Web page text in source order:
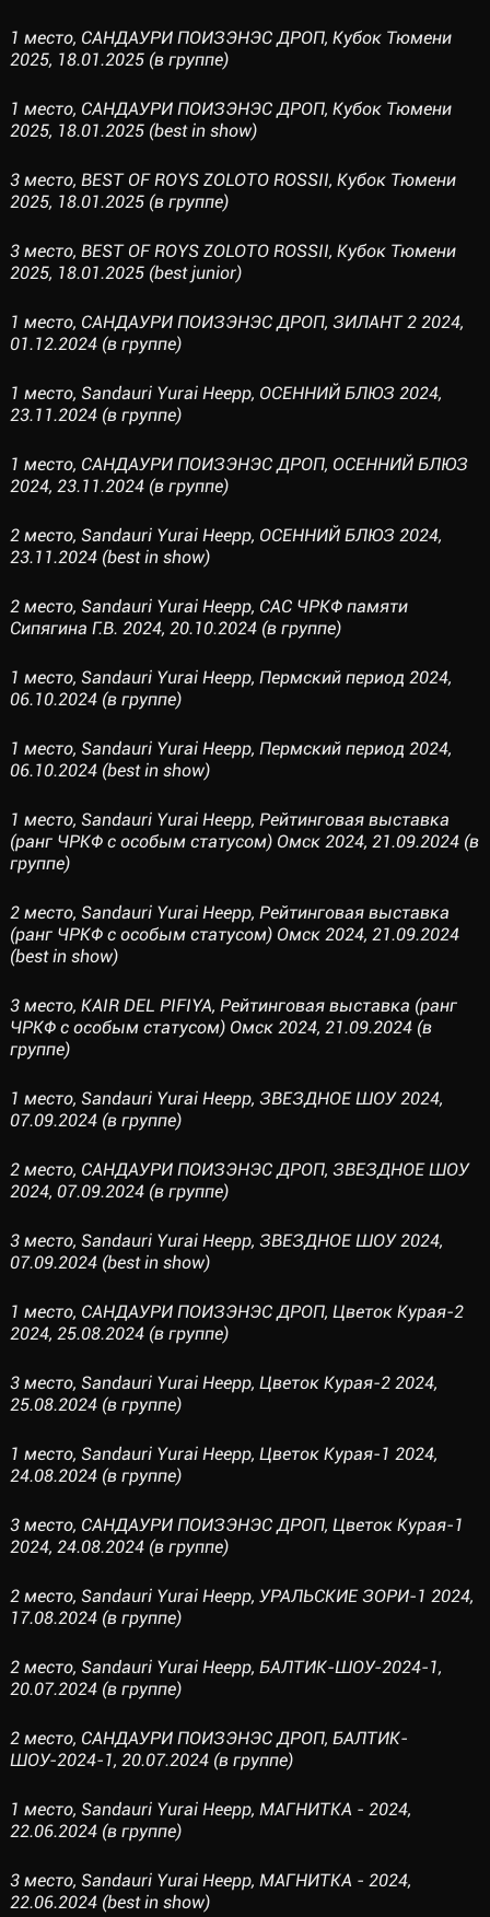
1 место, САНДАУРИ ПОИЗЭНЭС ДРОП, Кубок Тюмени
2025, 18.01.2025 (в группе)
1 место, САНДАУРИ ПОИЗЭНЭС ДРОП, Кубок Тюмени
2025, 18.01.2025 (best in show)
3 место, BEST OF ROYS ZOLOTO ROSSII, Кубок Тюмени
2025, 18.01.2025 (в группе)
3 место, BEST OF ROYS ZOLOTO ROSSII, Кубок Тюмени
2025, 18.01.2025 (best junior)
1 место, САНДАУРИ ПОИЗЭНЭС ДРОП, ЗИЛАНТ 2 2024,
01.12.2024 (в группе)
1 место, Sandauri Yurai Heepp, ОСЕННИЙ БЛЮЗ 2024,
23.11.2024 (в группе)
1 место, САНДАУРИ ПОИЗЭНЭС ДРОП, ОСЕННИЙ БЛЮЗ
2024, 23.11.2024 (в группе)
2 место, Sandauri Yurai Heepp, ОСЕННИЙ БЛЮЗ 2024,
23.11.2024 (best in show)
2 место, Sandauri Yurai Heepp, САС ЧРКФ памяти
Сипягина Г.В. 2024, 20.10.2024 (в группе)
1 место, Sandauri Yurai Heepp, Пермский период 2024,
06.10.2024 (в группе)
1 место, Sandauri Yurai Heepp, Пермский период 2024,
06.10.2024 (best in show)
1 место, Sandauri Yurai Heepp, Рейтинговая выставка
(ранг ЧРКФ с особым статусом) Омск 2024, 21.09.2024 (в
группе)
2 место, Sandauri Yurai Heepp, Рейтинговая выставка
(ранг ЧРКФ с особым статусом) Омск 2024, 21.09.2024
(best in show)
3 место, KAIR DEL PIFIYA, Рейтинговая выставка (ранг
ЧРКФ с особым статусом) Омск 2024, 21.09.2024 (в
группе)
1 место, Sandauri Yurai Heepp, ЗВЕЗДНОЕ ШОУ 2024,
07.09.2024 (в группе)
2 место, САНДАУРИ ПОИЗЭНЭС ДРОП, ЗВЕЗДНОЕ ШОУ
2024, 07.09.2024 (в группе)
3 место, Sandauri Yurai Heepp, ЗВЕЗДНОЕ ШОУ 2024,
07.09.2024 (best in show)
1 место, САНДАУРИ ПОИЗЭНЭС ДРОП, Цветок Курая-2
2024, 25.08.2024 (в группе)
3 место, Sandauri Yurai Heepp, Цветок Курая-2 2024,
25.08.2024 (в группе)
1 место, Sandauri Yurai Heepp, Цветок Курая-1 2024,
24.08.2024 (в группе)
3 место, САНДАУРИ ПОИЗЭНЭС ДРОП, Цветок Курая-1
2024, 24.08.2024 (в группе)
2 место, Sandauri Yurai Heepp, УРАЛЬСКИЕ ЗОРИ-1 2024,
17.08.2024 (в группе)
2 место, Sandauri Yurai Heepp, БАЛТИК-ШОУ-2024-1,
20.07.2024 (в группе)
2 место, САНДАУРИ ПОИЗЭНЭС ДРОП, БАЛТИК-
ШОУ-2024-1, 20.07.2024 (в группе)
1 место, Sandauri Yurai Heepp, МАГНИТКА - 2024,
22.06.2024 (в группе)
3 место, Sandauri Yurai Heepp, МАГНИТКА - 2024,
22.06.2024 (best in show)